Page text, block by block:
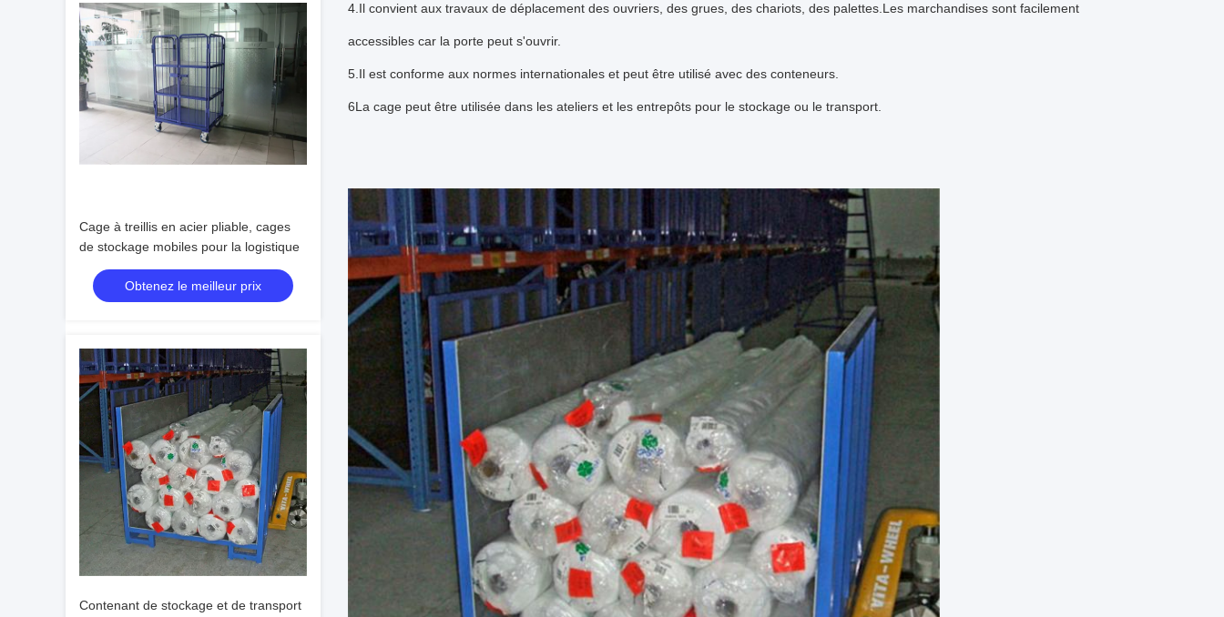
Cage à treillis en acier pliable, cages
de stockage mobiles pour la logistique
Obtenez le meilleur prix
Contenant de stockage et de transport
4.Il convient aux travaux de déplacement des ouvriers, des grues, des chariots, des palettes.Les marchandises sont facilement
accessibles car la porte peut s'ouvrir.
5.Il est conforme aux normes internationales et peut être utilisé avec des conteneurs.
6La cage peut être utilisée dans les ateliers et les entrepôts pour le stockage ou le transport.